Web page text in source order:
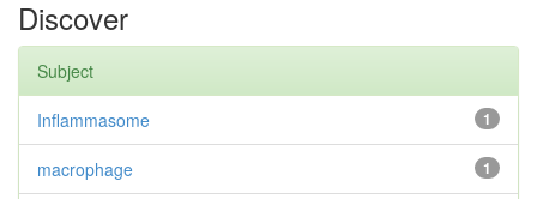
Discover
Subject
1
Inflammasome
1
macrophage